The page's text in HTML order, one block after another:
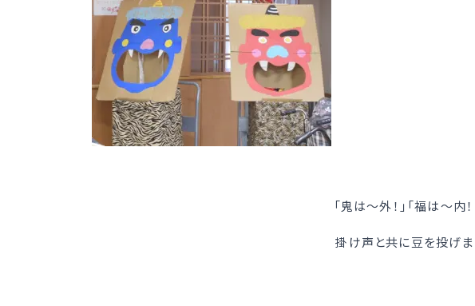
「鬼は～外！」「福は～内！
掛け声と共に豆を投げ